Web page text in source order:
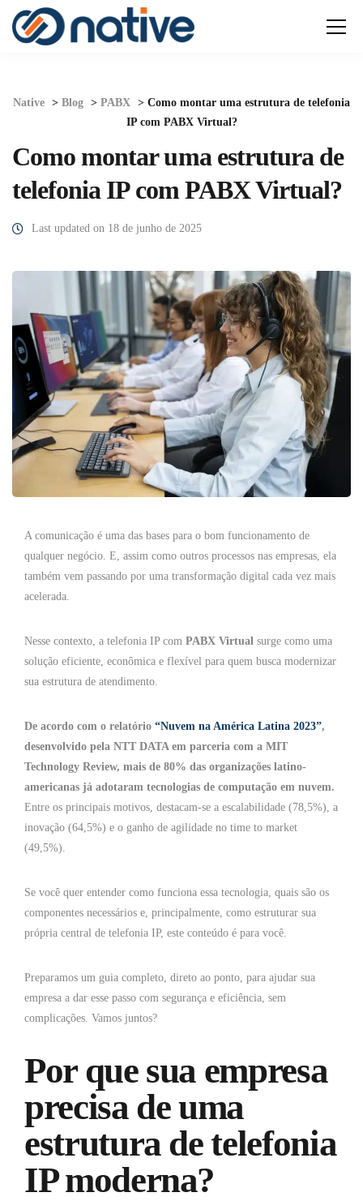
Native > Blog > PABX > Como montar uma estrutura de telefonia
IP com PABX Virtual?
Como montar uma estrutura de
telefonia IP com PABX Virtual?
Last updated on 18 de junho de 2025
A comunicação é uma das bases para o bom funcionamento de
qualquer negócio. E, assim como outros processos nas empresas, ela
também vem passando por uma transformação digital cada vez mais
acelerada.
Nesse contexto, a telefonia IP com PABX Virtual surge como uma
solução eficiente, econômica e flexível para quem busca modernizar
sua estrutura de atendimento.
De acordo com o relatório “Nuvem na América Latina 2023”,
desenvolvido pela NTT DATA em parceria com a MIT
Technology Review, mais de 80% das organizações latino-
americanas já adotaram tecnologias de computação em nuvem.
Entre os principais motivos, destacam-se a escalabilidade (78,5%), a
inovação (64,5%) e o ganho de agilidade no time to market
(49,5%).
Se você quer entender como funciona essa tecnologia, quais são os
componentes necessários e, principalmente, como estruturar sua
própria central de telefonia IP, este conteúdo é para você.
Preparamos um guia completo, direto ao ponto, para ajudar sua
empresa a dar esse passo com segurança e eficiência, sem
complicações. Vamos juntos?
Por que sua empresa
precisa de uma
estrutura de telefonia
IP moderna?